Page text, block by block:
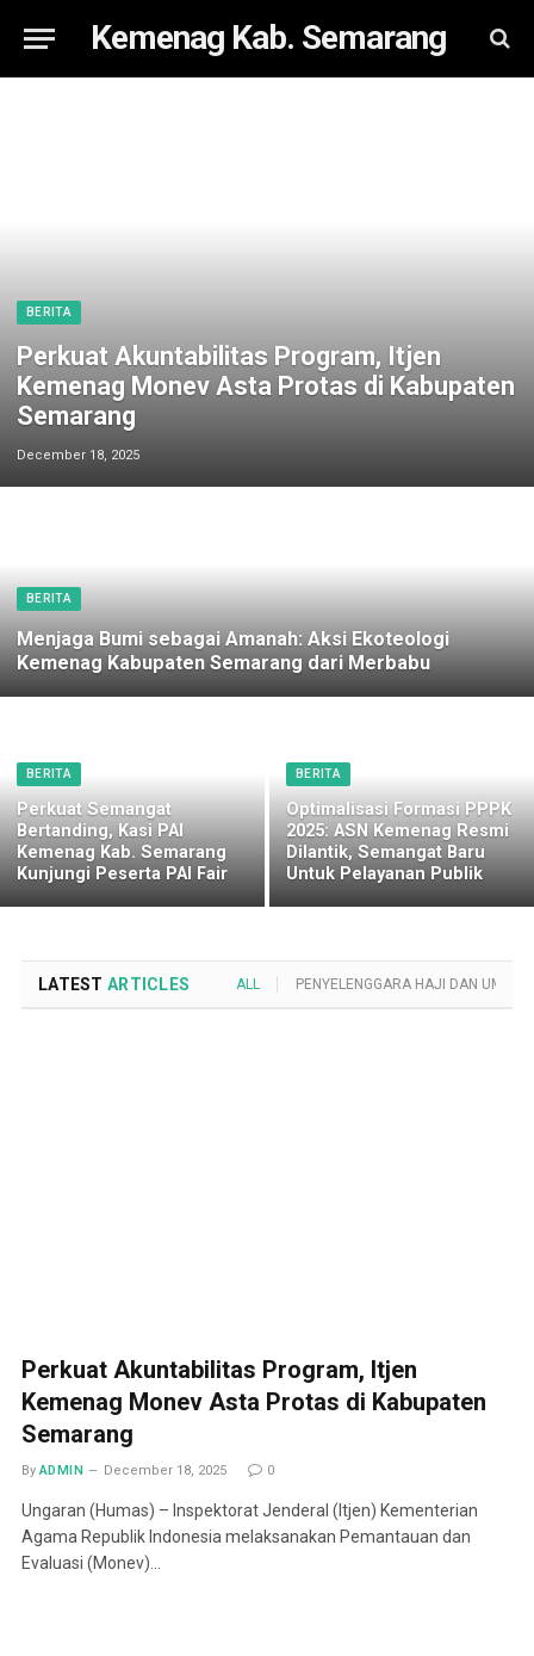
Kemenag Kab. Semarang
BERITA
Perkuat Akuntabilitas Program, Itjen
Kemenag Monev Asta Protas di Kabupaten
Semarang
December 18, 2025
BERITA
Menjaga Bumi sebagai Amanah: Aksi Ekoteologi
Kemenag Kabupaten Semarang dari Merbabu
BERITA
Perkuat Semangat
Bertanding, Kasi PAI
Kemenag Kab. Semarang
Kunjungi Peserta PAI Fair
BERITA
Optimalisasi Formasi PPPK
2025: ASN Kemenag Resmi
Dilantik, Semangat Baru
Untuk Pelayanan Publik
LATEST ARTICLES ALL PENYELENGGARA HAJI DAN UMROH
Perkuat Akuntabilitas Program, Itjen
Kemenag Monev Asta Protas di Kabupaten
Semarang
By ADMIN December 18, 2025 0
Ungaran (Humas) – Inspektorat Jenderal (Itjen) Kementerian
Agama Republik Indonesia melaksanakan Pemantauan dan
Evaluasi (Monev)…